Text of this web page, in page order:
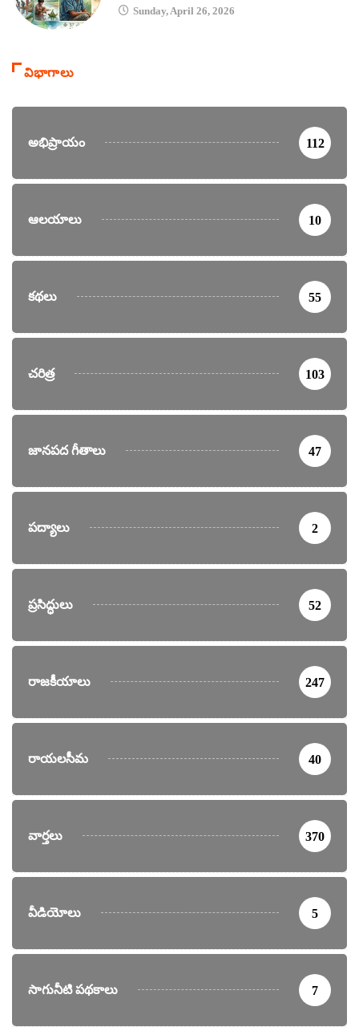
Sunday, April 26, 2026
విభాగాలు
అభిప్రాయం 112
ఆలయాలు 10
కథలు 55
చరిత్ర 103
జానపద గీతాలు 47
పద్యాలు 2
ప్రసిద్ధులు 52
రాజకీయాలు 247
రాయలసీమ 40
వార్తలు 370
వీడియోలు 5
సాగునీటి పథకాలు 7